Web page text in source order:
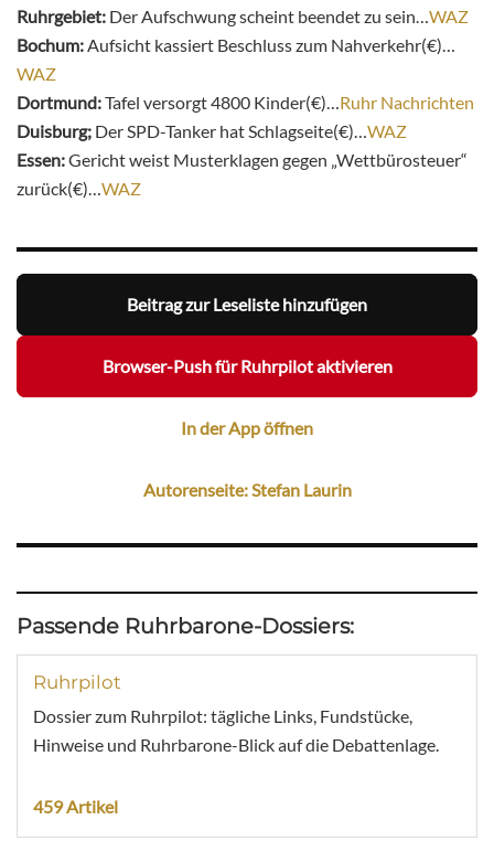
Ruhrgebiet: Der Aufschwung scheint beendet zu sein… WAZ
Bochum: Aufsicht kassiert Beschluss zum Nahverkehr(€)…
WAZ
Dortmund:Tafel versorgt 4800 Kinder(€)… Ruhr Nachrichten
Duisburg; Der SPD-Tanker hat Schlagseite(€)… WAZ
Essen:Gericht weist Musterklagen gegen „Wettbürosteuer“
zurück(€)… WAZ
Beitrag zur Leseliste hinzufügen
Browser-Push für Ruhrpilot aktivieren
In der App öffnen
Autorenseite: Stefan Laurin
Passende Ruhrbarone-Dossiers:
Ruhrpilot
Dossier zum Ruhrpilot: tägliche Links, Fundstücke,
Hinweise und Ruhrbarone-Blick auf die Debattenlage.
459 Artikel